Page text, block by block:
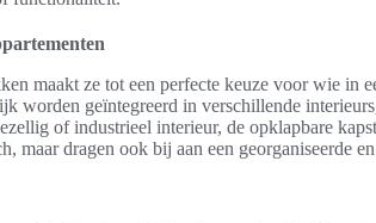
maakt ze tot een perfecte keuze voor wie in
worden geïntegreerd in verschillende
of industrieel interieur, de opklapbare
maar dragen ook bij aan een georganiseerde